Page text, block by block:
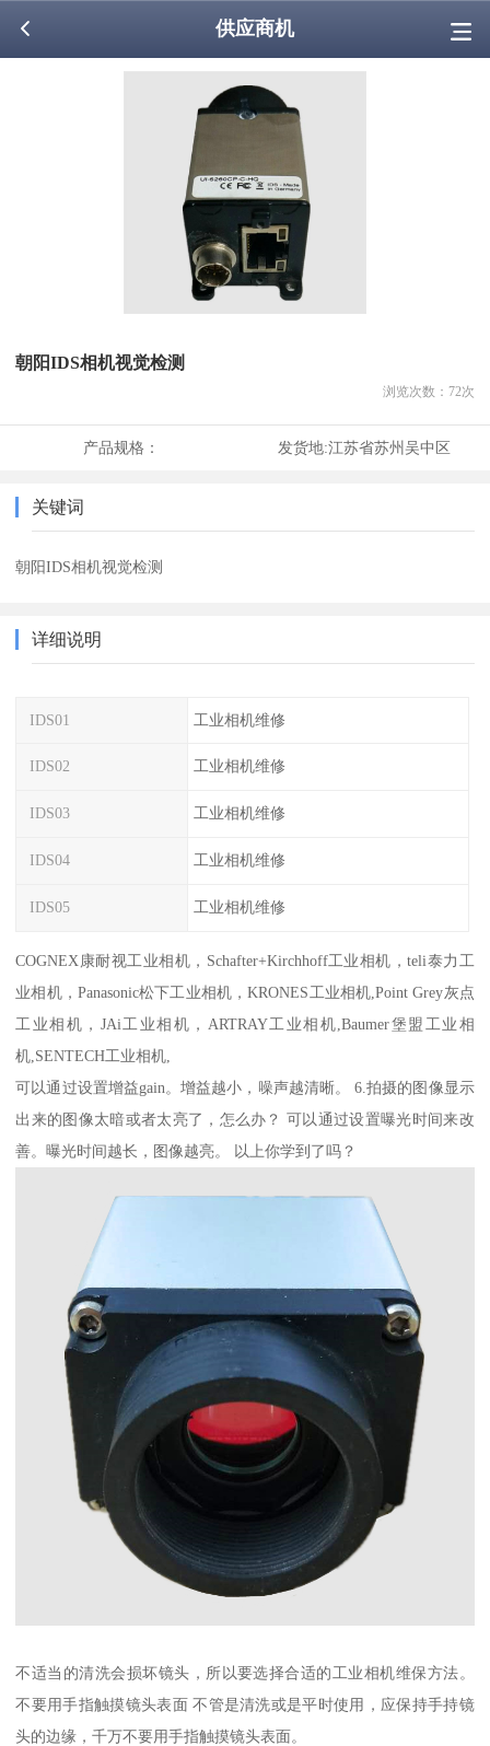
供应商机
朝阳IDS相机视觉检测
浏览次数： 72次
产品规格： 发货地:江苏省苏州吴中区
关键词
朝阳IDS相机视觉检测
详细说明
IDS01 工业相机维修
IDS02 工业相机维修
IDS03 工业相机维修
IDS04 工业相机维修
IDS05 工业相机维修
COGNEX康耐视工业相机，Schafter+Kirchhoff工业相机，teli泰力工
业相机，Panasonic松下工业相机，KRONES工业相机,Point Grey灰点
工业相机，JAi工业相机，ARTRAY工业相机,Baumer堡盟工业相
机,SENTECH工业相机,
可以通过设置增益gain。增益越小，噪声越清晰。 6.拍摄的图像显示
出来的图像太暗或者太亮了，怎么办？ 可以通过设置曝光时间来改
善。曝光时间越长，图像越亮。 以上你学到了吗？
不适当的清洗会损坏镜头，所以要选择合适的工业相机维保方法。
不要用手指触摸镜头表面 不管是清洗或是平时使用，应保持手持镜
头的边缘，千万不要用手指触摸镜头表面。